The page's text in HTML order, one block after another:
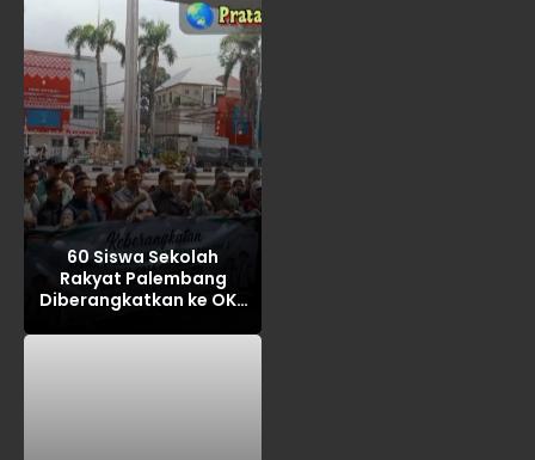
60 Siswa Sekolah
Rakyat Palembang
Diberangkatkan ke OKI,